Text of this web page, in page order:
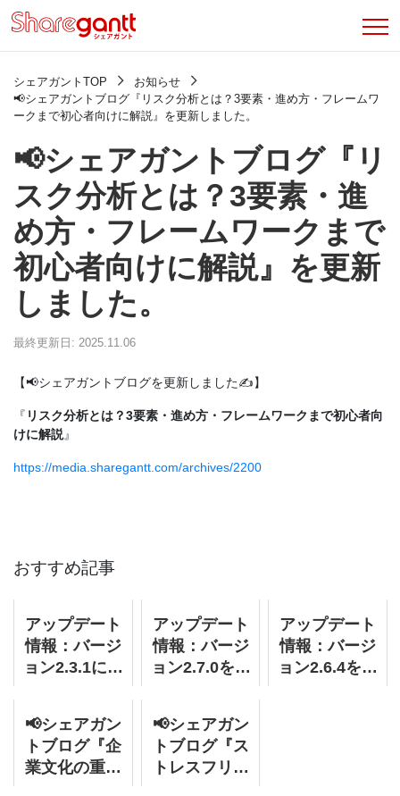
シェアガントTOP
お知らせ
📢シェアガントブログ『リスク分析とは？3要素・進め方・フレームワ
ークまで初心者向けに解説』を更新しました。
📢シェアガントブログ『リ
スク分析とは？3要素・進
め方・フレームワークまで
初心者向けに解説』を更新
しました。
最終更新日: 2025.11.06
【📢シェアガントブログを更新しました✍️】
『 リスク分析とは？3要素・進め方・フレームワークまで初心者向
けに解説』
https://media.sharegantt.com/archives/2200
おすすめ記事
アップデート
情報：バージ
ョン2.3.1に変
アップデート
情報：バージ
ョン2.7.0をリ
アップデート
情報：バージ
ョン2.6.4をリ
📢シェアガン
トブログ『企
業文化の重要
📢シェアガン
トブログ『ス
トレスフリー